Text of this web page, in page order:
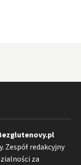
Zespół redakcyjny
za